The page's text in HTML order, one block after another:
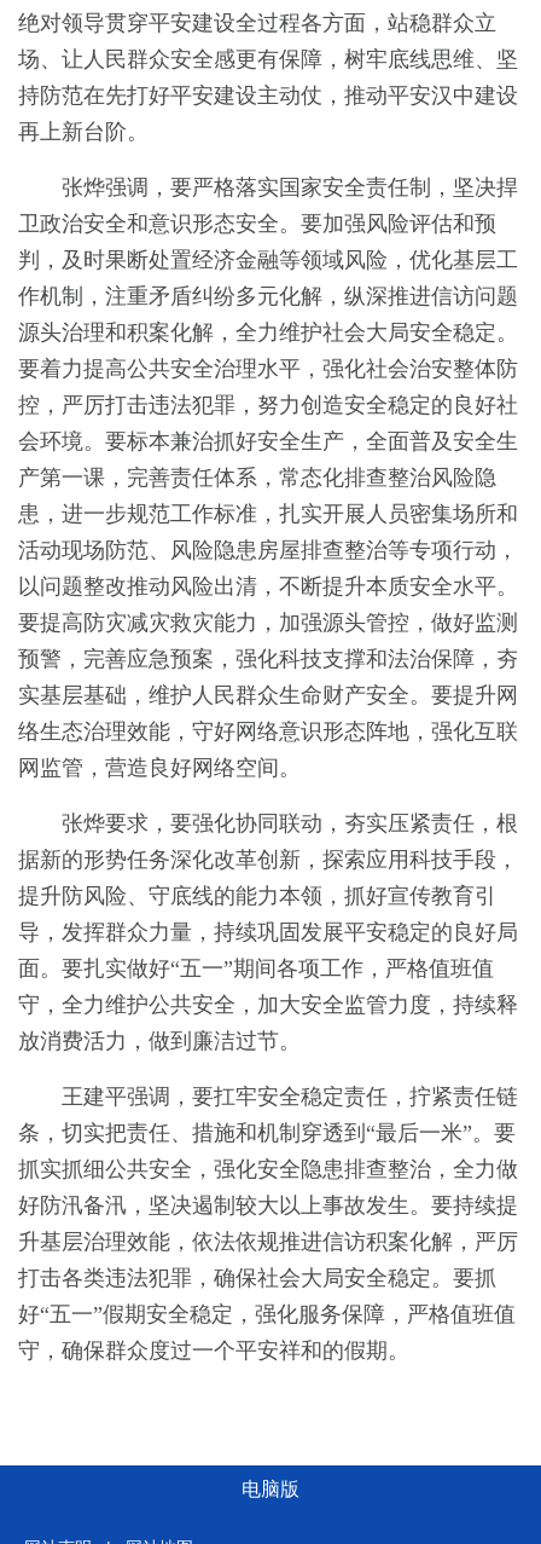
绝对领导贯穿平安建设全过程各方面，站稳群众立
场、让人民群众安全感更有保障，树牢底线思维、坚
持防范在先打好平安建设主动仗，推动平安汉中建设
再上新台阶。
张烨强调，要严格落实国家安全责任制，坚决捍
卫政治安全和意识形态安全。要加强风险评估和预
判，及时果断处置经济金融等领域风险，优化基层工
作机制，注重矛盾纠纷多元化解，纵深推进信访问题
源头治理和积案化解，全力维护社会大局安全稳定。
要着力提高公共安全治理水平，强化社会治安整体防
控，严厉打击违法犯罪，努力创造安全稳定的良好社
会环境。要标本兼治抓好安全生产，全面普及安全生
产第一课，完善责任体系，常态化排查整治风险隐
患，进一步规范工作标准，扎实开展人员密集场所和
活动现场防范、风险隐患房屋排查整治等专项行动，
以问题整改推动风险出清，不断提升本质安全水平。
要提高防灾减灾救灾能力，加强源头管控，做好监测
预警，完善应急预案，强化科技支撑和法治保障，夯
实基层基础，维护人民群众生命财产安全。要提升网
络生态治理效能，守好网络意识形态阵地，强化互联
网监管，营造良好网络空间。
张烨要求，要强化协同联动，夯实压紧责任，根
据新的形势任务深化改革创新，探索应用科技手段，
提升防风险、守底线的能力本领，抓好宣传教育引
导，发挥群众力量，持续巩固发展平安稳定的良好局
面。要扎实做好“五一”期间各项工作，严格值班值
守，全力维护公共安全，加大安全监管力度，持续释
放消费活力，做到廉洁过节。
王建平强调，要扛牢安全稳定责任，拧紧责任链
条，切实把责任、措施和机制穿透到“最后一米”。要
抓实抓细公共安全，强化安全隐患排查整治，全力做
好防汛备汛，坚决遏制较大以上事故发生。要持续提
升基层治理效能，依法依规推进信访积案化解，严厉
打击各类违法犯罪，确保社会大局安全稳定。要抓
好“五一”假期安全稳定，强化服务保障，严格值班值
守，确保群众度过一个平安祥和的假期。
电脑版